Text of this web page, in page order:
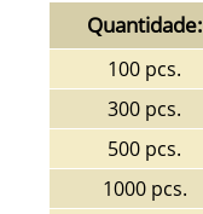
Quantidade:
100 pcs.
300 pcs.
500 pcs.
1000 pcs.